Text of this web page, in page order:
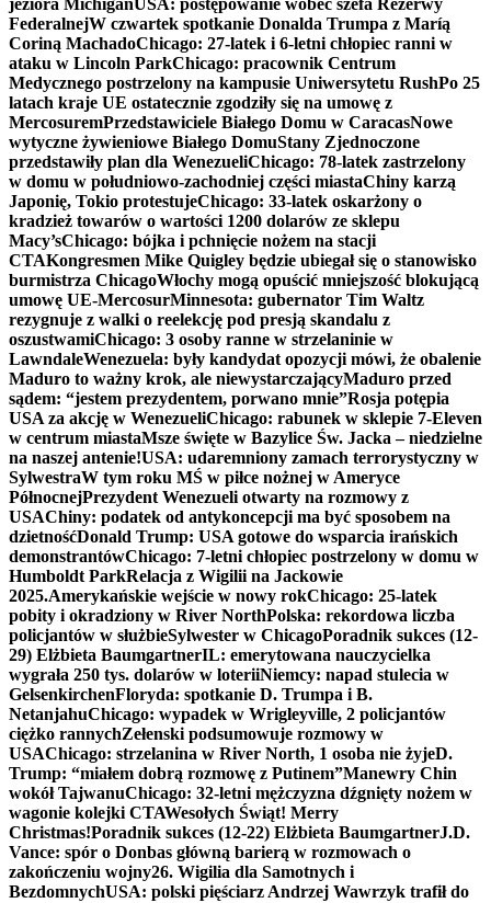
FederalnejW czwartek spotkanie Donalda Trumpa z Maríą
Coriną MachadoChicago: 27-latek i 6-letni chłopiec ranni w
ataku w Lincoln ParkChicago: pracownik Centrum
Medycznego postrzelony na kampusie Uniwersytetu RushPo 25
latach kraje UE ostatecznie zgodziły się na umowę z
MercosuremPrzedstawiciele Białego Domu w CaracasNowe
wytyczne żywieniowe Białego DomuStany Zjednoczone
przedstawiły plan dla WenezueliChicago: 78-latek zastrzelony
w domu w południowo-zachodniej części miastaChiny karzą
Japonię, Tokio protestujeChicago: 33-latek oskarżony o
kradzież towarów o wartości 1200 dolarów ze sklepu
Macy’sChicago: bójka i pchnięcie nożem na stacji
CTAKongresmen Mike Quigley będzie ubiegał się o stanowisko
burmistrza ChicagoWłochy mogą opuścić mniejszość blokującą
umowę UE-MercosurMinnesota: gubernator Tim Waltz
rezygnuje z walki o reelekcję pod presją skandalu z
oszustwamiChicago: 3 osoby ranne w strzelaninie w
LawndaleWenezuela: były kandydat opozycji mówi, że obalenie
Maduro to ważny krok, ale niewystarczającyMaduro przed
sądem: “jestem prezydentem, porwano mnie”Rosja potępia
USA za akcję w WenezueliChicago: rabunek w sklepie 7-Eleven
w centrum miastaMsze święte w Bazylice Św. Jacka – niedzielne
na naszej antenie!USA: udaremniony zamach terrorystyczny w
SylwestraW tym roku MŚ w piłce nożnej w Ameryce
PółnocnejPrezydent Wenezueli otwarty na rozmowy z
USAChiny: podatek od antykoncepcji ma być sposobem na
dzietnośćDonald Trump: USA gotowe do wsparcia irańskich
demonstrantówChicago: 7-letni chłopiec postrzelony w domu w
Humboldt ParkRelacja z Wigilii na Jackowie
2025.Amerykańskie wejście w nowy rokChicago: 25-latek
pobity i okradziony w River NorthPolska: rekordowa liczba
policjantów w służbieSylwester w ChicagoPoradnik sukces (12-
29) Elżbieta BaumgartnerIL: emerytowana nauczycielka
wygrała 250 tys. dolarów w loteriiNiemcy: napad stulecia w
GelsenkirchenFloryda: spotkanie D. Trumpa i B.
NetanjahuChicago: wypadek w Wrigleyville, 2 policjantów
ciężko rannychZełenski podsumowuje rozmowy w
USAChicago: strzelanina w River North, 1 osoba nie żyjeD.
Trump: “miałem dobrą rozmowę z Putinem”Manewry Chin
wokół TajwanuChicago: 32-letni mężczyzna dźgnięty nożem w
wagonie kolejki CTAWesołych Świąt! Merry
Christmas!Poradnik sukces (12-22) Elżbieta BaumgartnerJ.D.
Vance: spór o Donbas główną barierą w rozmowach o
zakończeniu wojny26. Wigilia dla Samotnych i
BezdomnychUSA: polski pięściarz Andrzej Wawrzyk trafił do